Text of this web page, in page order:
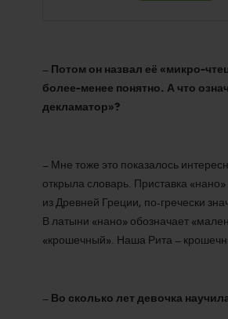
– Потом он назвал её «микро-
более-менее понятно. А что
декламатор»?
– Мне тоже это показалось
открыла словарь. Приставка
из Древней Греции, по-гречески
В латыни «нано» обозначает
«крошечный». Наша Рита –
– Во сколько лет девочка